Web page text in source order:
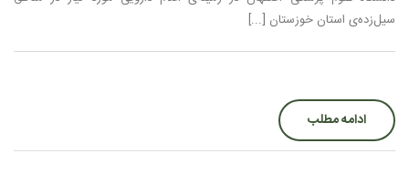
سیل‌زده‌ی استان خوزستان [...]
ادامه مطلب